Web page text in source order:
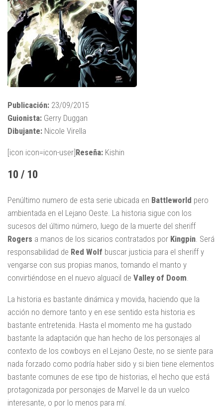
Publicación: 23/09/2015
Guionista: Gerry Duggan
Dibujante: Nicole Virella
[icon icon=icon-user]Reseña: Kishin
10 / 10
Penúltimo numero de esta serie ubicada en Battleworld pero
ambientada en el Lejano Oeste. La historia sigue con los
sucesos del último número, luego de la muerte del sheriff
Rogers a manos de los sicarios contratados por Kingpin . Será
responsabilidad de Red Wolf buscar justicia para el sheriff y
vengarse con sus propias manos, tomando el manto y
convirtiéndose en el nuevo alguacil de Valley of Doom
La historia es bastante dinámica y movida, haciendo que la
acción no demore tanto y en ese sentido esta historia es
bastante entretenida. Hasta el momento me ha gustado
bastante la adaptación que han hecho de los personajes al
contexto de los cowboys en el Lejano Oeste, no se siente para
nada forzado como podría haber sido y si bien tiene elementos
bastante comunes de ese tipo de historias, el hecho que está
protagonizada por personajes de Marvel le da un vuelco
interesante, o por lo menos para mí.